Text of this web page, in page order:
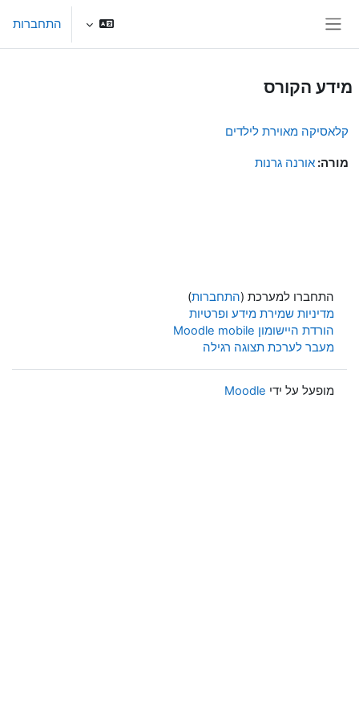
התחברות
מידע הקורס
קלאסיקה מאוירת לילדים
מורה: אורנה גרנות
התחברו למערכת (התחברות)
מדיניות שמירת מידע ופרטיות
הורדת היישומון Moodle mobile
מעבר לערכת תצוגה רגילה
מופעל על ידי Moodle